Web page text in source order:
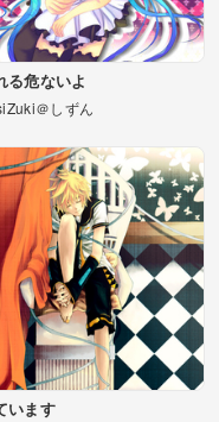
る危ないよ
＠しずん
います